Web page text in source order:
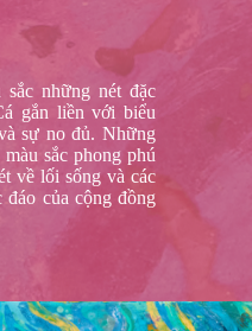
những nét đặc
gắn liền với biểu
sự no đủ. Những
sắc phong phú
về lối sống và các
của cộng đồng